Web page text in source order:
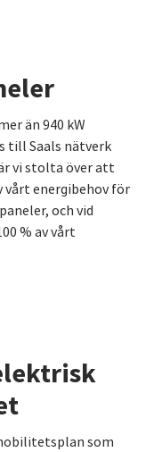
än 940 kW
till Saals nätverk
är vi stolta över att
vårt energibehov för
och vid
% av vårt
som